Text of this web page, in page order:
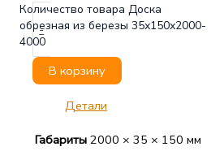
-
Количество товара Доска
обрезная из березы 35х150х2000-
4000
В корзину
Детали
Габариты 2000 × 35 × 150 мм